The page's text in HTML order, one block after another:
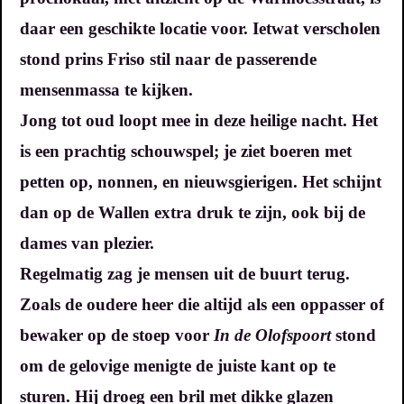
daar een geschikte locatie voor. Ietwat verscholen
stond prins Friso stil naar de passerende
mensenmassa te kijken.
Jong tot oud loopt mee in deze heilige nacht. Het
is een prachtig schouwspel; je ziet boeren met
petten op, nonnen, en nieuwsgierigen. Het schijnt
dan op de Wallen extra druk te zijn, ook bij de
dames van plezier.
Regelmatig zag je mensen uit de buurt terug.
Zoals de oudere heer die altijd als een oppasser of
bewaker op de stoep voor In de Olofspoortstond
om de gelovige menigte de juiste kant op te
sturen. Hij droeg een bril met dikke glazen